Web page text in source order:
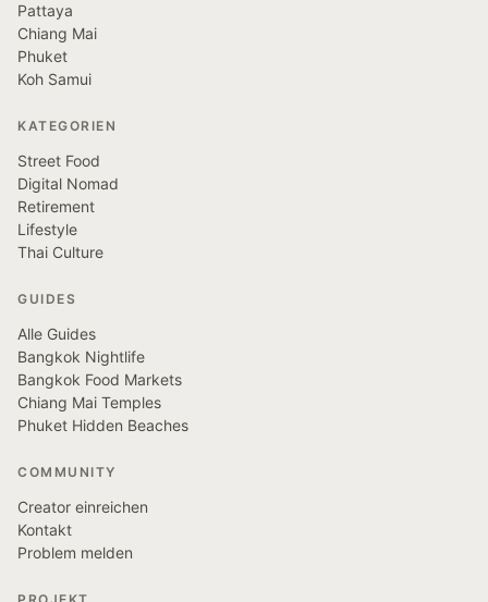
Pattaya
Chiang Mai
Phuket
Koh Samui
KATEGORIEN
Street Food
Digital Nomad
Retirement
Lifestyle
Thai Culture
GUIDES
Alle Guides
Bangkok Nightlife
Bangkok Food Markets
Chiang Mai Temples
Phuket Hidden Beaches
COMMUNITY
Creator einreichen
Kontakt
Problem melden